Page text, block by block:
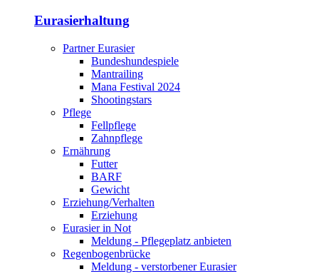
Eurasierhaltung
Partner Eurasier
Bundeshundespiele
Mantrailing
Mana Festival 2024
Shootingstars
Pflege
Fellpflege
Zahnpflege
Ernährung
Futter
BARF
Gewicht
Erziehung/Verhalten
Erziehung
Eurasier in Not
Meldung - Pflegeplatz anbieten
Regenbogenbrücke
Meldung - verstorbener Eurasier